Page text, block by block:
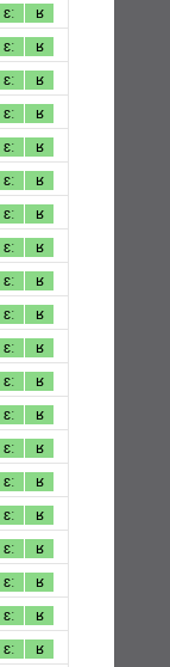
ɛː ʁ
ɛː ʁ
ɛː ʁ
ɛː ʁ
ɛː ʁ
ɛː ʁ
ɛː ʁ
ɛː ʁ
ɛː ʁ
ɛː ʁ
ɛː ʁ
ɛː ʁ
ɛː ʁ
ɛː ʁ
ɛː ʁ
ɛː ʁ
ɛː ʁ
ɛː ʁ
ɛː ʁ
ɛː ʁ